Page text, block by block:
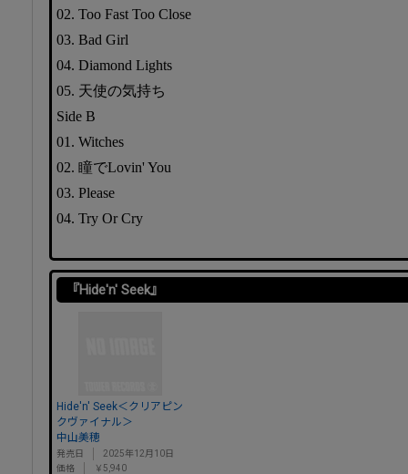
02. Too Fast Too Close
03. Bad Girl
04. Diamond Lights
05. 天使の気持ち
Side B
01. Witches
02. 瞳でLovin' You
03. Please
04. Try Or Cry
『Hide'n' Seek』
Hide'n' Seek＜クリアピン
クヴァイナル＞
中山美穂
発売日
2025年12月10日
価格
￥5,940